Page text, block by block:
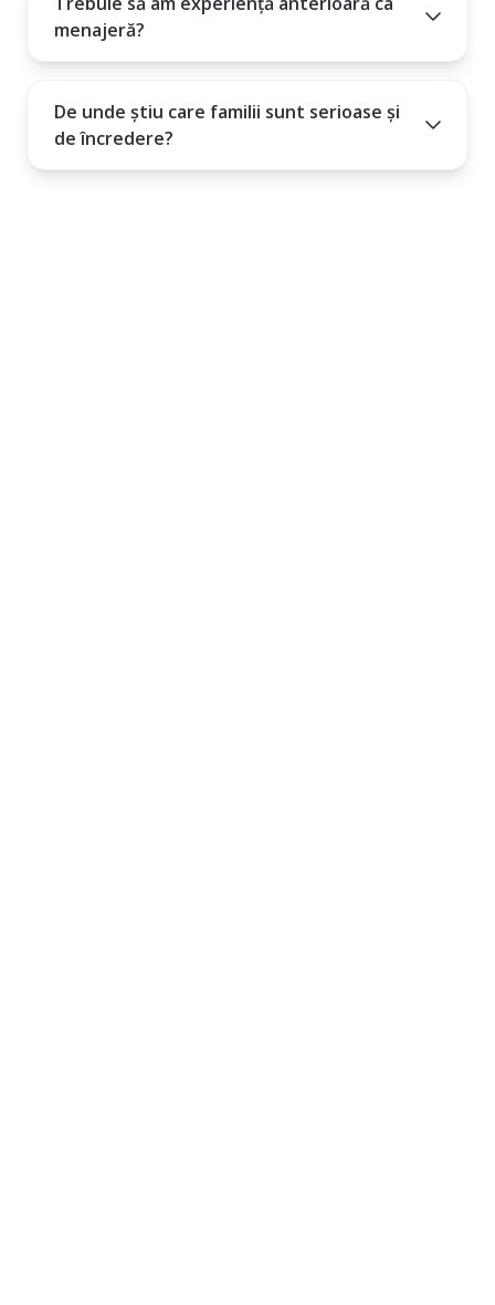
menajeră?
De unde știu care familii sunt serioase și
de încredere?